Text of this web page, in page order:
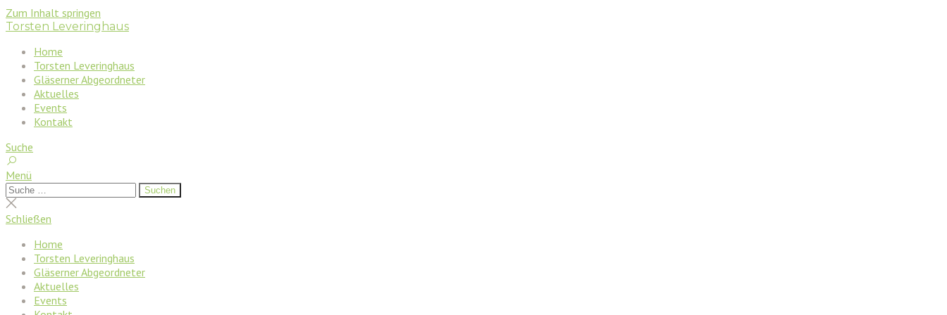
Zum Inhalt springen
Torsten Leveringhaus
Home
Torsten Leveringhaus
Gläserner Abgeordneter
Aktuelles
Events
Kontakt
Suche
Menü
Suchen
nach:
Suchen
Suche
schließen
Schließen
Home
Torsten Leveringhaus
Gläserner Abgeordneter
Aktuelles
Events